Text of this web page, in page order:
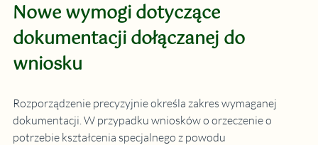
Nowe wymogi dotyczące
dokumentacji dołączanej do
wniosku
Rozporządzenie precyzyjnie określa zakres wymaganej
dokumentacji. W przypadku wniosków o orzeczenie o
potrzebie kształcenia specjalnego z powodu